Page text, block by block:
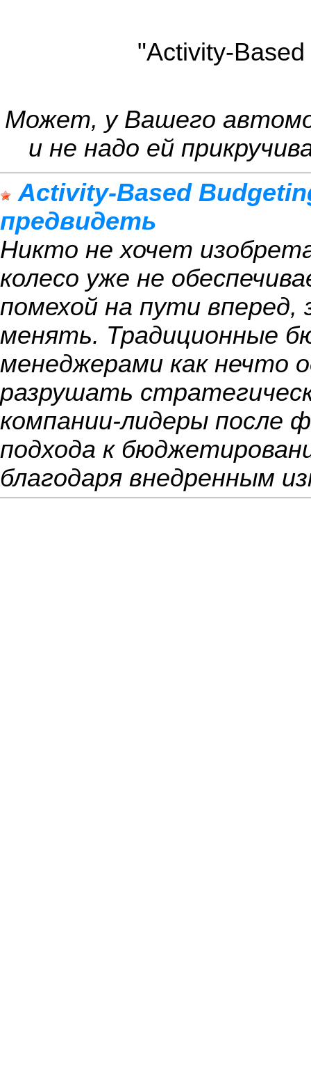
"Activity-Based
Может, у Вашего
и не надо ей
Activity-Based
предвидеть
Никто не хочет
колесо уже не
помехой на пути вперед,
менять. Традиционные
менеджерами как нечто
разрушать
компании-лидеры после
подхода к
благодаря внедренным